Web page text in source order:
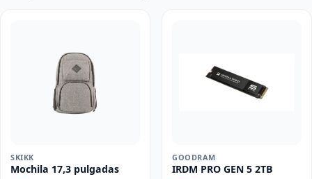
SKIKK
Mochila 17,3 pulgadas
GOODRAM
IRDM PRO GEN 5 2TB